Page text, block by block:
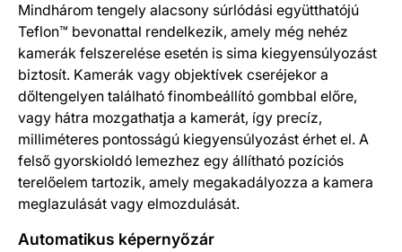
Mindhárom tengely alacsony súrlódási együtthatójú
Teflon™ bevonattal rendelkezik, amely még nehéz
kamerák felszerelése esetén is sima kiegyensúlyozást
biztosít. Kamerák vagy objektívek cseréjekor a
dőltengelyen található finombeállító gombbal előre,
vagy hátra mozgathatja a kamerát, így precíz,
milliméteres pontosságú kiegyensúlyozást érhet el. A
felső gyorskioldó lemezhez egy állítható pozíciós
terelőelem tartozik, amely megakadályozza a kamera
meglazulását vagy elmozdulását.
Automatikus képernyőzár